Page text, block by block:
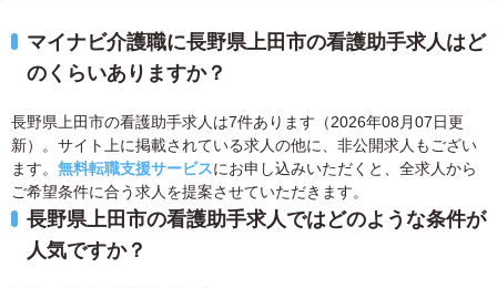
マイナビ介護職に長野県上田市の看護助手求人はど
のくらいありますか？
長野県上田市の看護助手求人は7件あります（2026年08月07日更
新）。サイト上に掲載されている求人の他に、非公開求人もござい
ます。 無料転職支援サービスにお申し込みいただくと、全求人から
ご希望条件に合う求人を提案させていただきます。
長野県上田市の看護助手求人ではどのような条件が
人気ですか？